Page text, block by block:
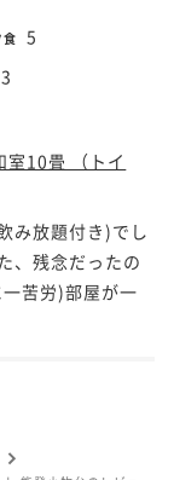
食 5
3
室10畳 （トイ
み放題付き)でし
、残念だったの
苦労)部屋が一